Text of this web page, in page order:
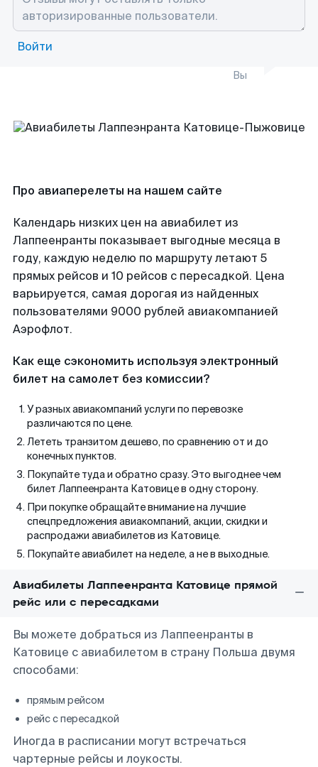
Войти
Вы
Про авиаперелеты на нашем сайте
Календарь низких цен на авиабилет из
Лаппеенранты показывает выгодные месяца в
году, каждую неделю по маршруту летают 5
прямых рейсов и 10 рейсов с пересадкой. Цена
варьируется, самая дорогая из найденных
пользователями 9000 рублей авиакомпанией
Аэрофлот.
Как еще сэкономить используя электронный
билет на самолет без комиссии?
У разных авиакомпаний услуги по перевозке
различаются по цене.
Лететь транзитом дешево, по сравнению от и до
конечных пунктов.
Покупайте туда и обратно сразу. Это выгоднее чем
билет Лаппеенранта Катовице в одну сторону.
При покупке обращайте внимание на лучшие
спецпредложения авиакомпаний, акции, скидки и
распродажи авиабилетов из Катовице.
Покупайте авиабилет на неделе, а не в выходные.
Авиабилеты Лаппеенранта Катовице прямой
рейс или с пересадками
Вы можете добраться из Лаппеенранты в
Катовице с авиабилетом в страну Польша двумя
способами:
прямым рейсом
рейс с пересадкой
Иногда в расписании могут встречаться
чартерные рейсы и лоукосты.